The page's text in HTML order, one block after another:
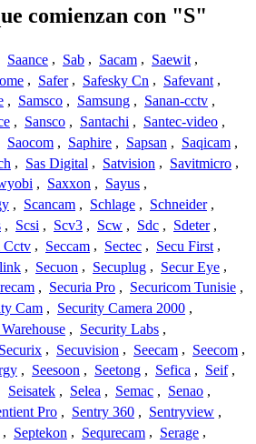
comienzan con "S"
Saance , Sab , Sacam , Saewit ,
, Safer , Safesky Cn , Safevant ,
, Samsco , Samsung , Sanan-cctv ,
, Sansco , Santachi , Santec-video ,
Saocom , Saphire , Sapsan , Saqicam ,
, Sas Digital , Satvision , Savitmicro ,
, Saxxon , Sayus ,
, Scancam , Schlage , Schneider ,
, Scsi , Scv3 , Scw , Sdc , Sdeter ,
Cctv , Seccam , Sectec , Secu First ,
, Secuon , Secuplug , Secur Eye ,
, Securia Pro , Securicom Tunisie ,
Cam , Security Camera 2000 ,
, Security Labs ,
Securix , Secuvision , Seecam , Seecom ,
, Seesoon , Seetong , Sefica , Seif ,
Seisatek , Selea , Semac , Senao ,
Pro , Sentry 360 , Sentryview ,
, Septekon , Sequrecam , Serage ,